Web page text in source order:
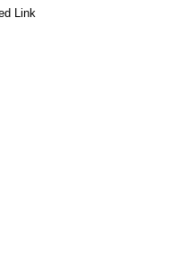
Link